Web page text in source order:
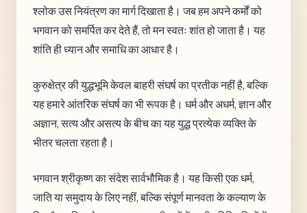
श्लोक उस नियंत्रण का मार्ग दिखाता है। जब हम अपने कर्मों को
भगवान को समर्पित कर देते हैं, तो मन स्वतः शांत हो जाता है। यह
शांति ही ध्यान और समाधि का आधार है।
कुरुक्षेत्र की युद्धभूमि केवल बाहरी संघर्ष का प्रतीक नहीं है, बल्कि
यह हमारे आंतरिक संघर्ष का भी रूपक है। धर्म और अधर्म, ज्ञान और
अज्ञान, सत्य और असत्य के बीच का यह युद्ध प्रत्येक व्यक्ति के
भीतर चलता रहता है।
भगवान श्रीकृष्ण का संदेश सार्वभौमिक है। यह किसी एक धर्म,
जाति या समुदाय के लिए नहीं, बल्कि संपूर्ण मानवता के कल्याण के